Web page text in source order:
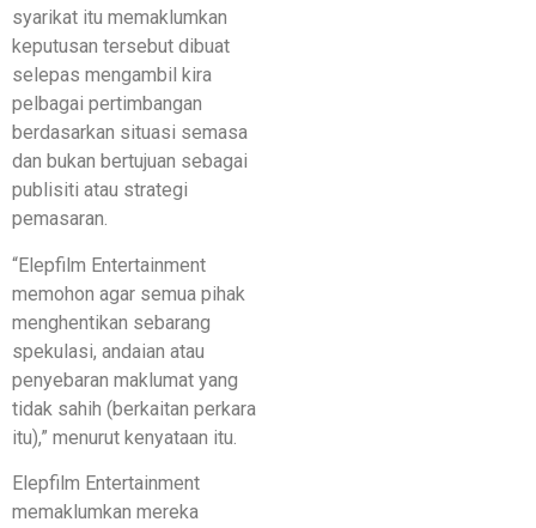
syarikat itu memaklumkan
keputusan tersebut dibuat
selepas mengambil kira
pelbagai pertimbangan
berdasarkan situasi semasa
dan bukan bertujuan sebagai
publisiti atau strategi
pemasaran.
“Elepfilm Entertainment
memohon agar semua pihak
menghentikan sebarang
spekulasi, andaian atau
penyebaran maklumat yang
tidak sahih (berkaitan perkara
itu),” menurut kenyataan itu.
Elepfilm Entertainment
memaklumkan mereka